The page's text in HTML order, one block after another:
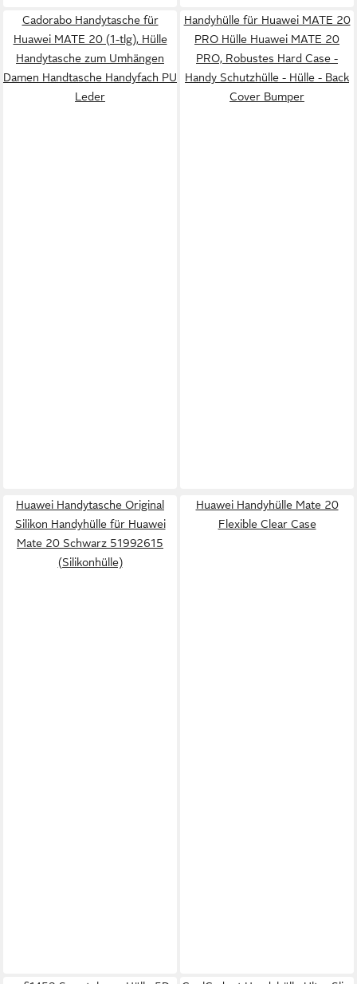
Cadorabo Handytasche für
Huawei MATE 20 (1-tlg), Hülle
Handytasche zum Umhängen
Damen Handtasche Handyfach PU
Leder
Handyhülle für Huawei MATE 20
PRO Hülle Huawei MATE 20
PRO, Robustes Hard Case -
Handy Schutzhülle - Hülle - Back
Cover Bumper
Huawei Handytasche Original
Silikon Handyhülle für Huawei
Mate 20 Schwarz 51992615
(Silikonhülle)
Huawei Handyhülle Mate 20
Flexible Clear Case